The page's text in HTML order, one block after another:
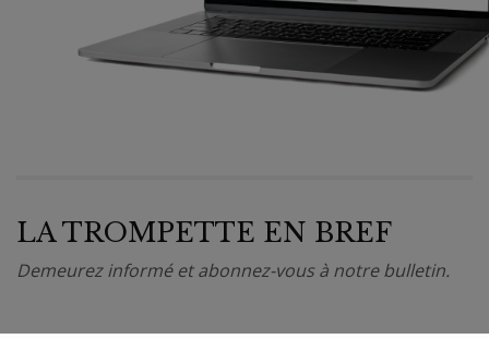
LA TROMPETTE EN BREF
Demeurez informé et abonnez-vous à notre bulletin.